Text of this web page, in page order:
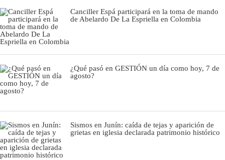
Canciller Espá participará en la toma de mando
de Abelardo De La Espriella en Colombia
¿Qué pasó en GESTIÓN un día como hoy, 7 de
agosto?
Sismos en Junín: caída de tejas y aparición de
grietas en iglesia declarada patrimonio histórico